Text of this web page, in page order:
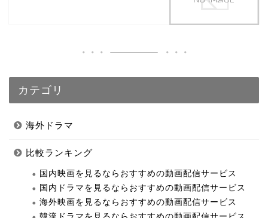
カテゴリ
海外ドラマ
比較ランキング
国内映画を見るならおすすめの動画配信サービス
国内ドラマを見るならおすすめの動画配信サービス
海外映画を見るならおすすめの動画配信サービス